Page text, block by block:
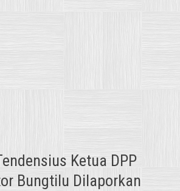
Ketua DPP
Bungtilu Dilaporkan